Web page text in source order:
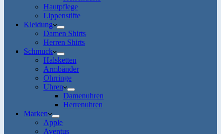
Hautpflege
Lippenstifte
Kleidung
Damen Shirts
Herren Shirts
Schmuck
Halsketten
Armbänder
Ohrringe
Uhren
Damenuhren
Herrenuhren
Marken
Apple
Aventus